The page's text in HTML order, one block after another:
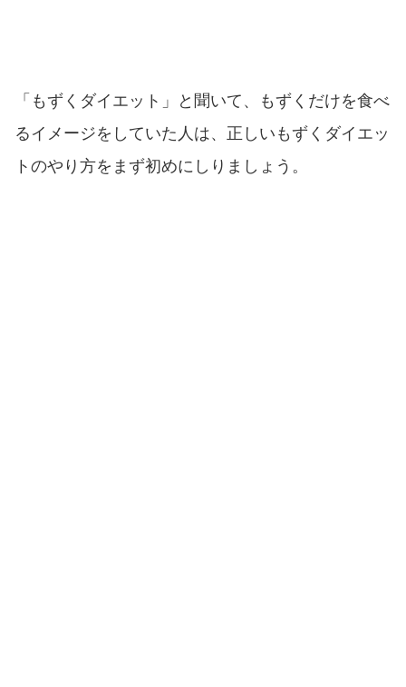
「もずくダイエット」と聞いて、もずくだけを食べ
るイメージをしていた人は、正しいもずくダイエッ
トのやり方をまず初めにしりましょう。